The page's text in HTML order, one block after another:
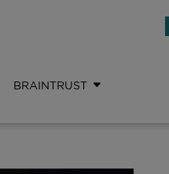
BRAINTRUST